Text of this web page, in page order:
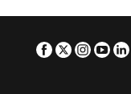
Facebook
Twitter